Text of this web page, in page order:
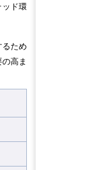
ド環
ため
高ま